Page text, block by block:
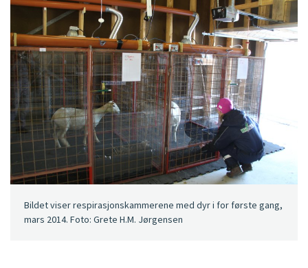
Bildet viser respirasjonskammerene med dyr i for første gang,
mars 2014. Foto: Grete H.M. Jørgensen